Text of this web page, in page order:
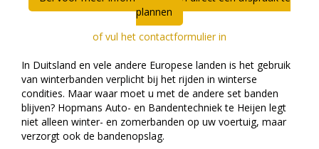
plannen
of vul het contactformulier in
In Duitsland en vele andere Europese landen is het gebruik
van winterbanden verplicht bij het rijden in winterse
condities. Maar waar moet u met de andere set banden
blijven? Hopmans Auto- en Bandentechniek te Heijen legt
niet alleen winter- en zomerbanden op uw voertuig, maar
verzorgt ook de bandenopslag.